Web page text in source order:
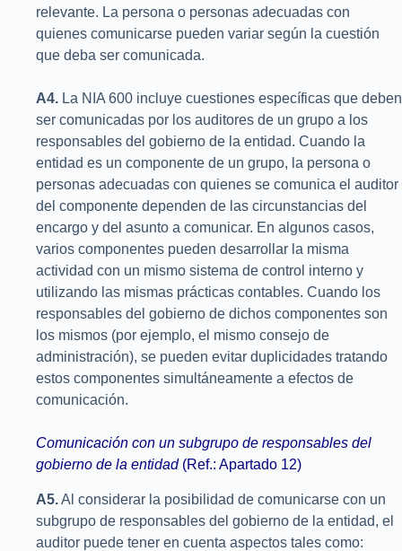
relevante. La persona o personas adecuadas con
quienes comunicarse pueden variar según la cuestión
que deba ser comunicada.
A4. La NIA 600 incluye cuestiones específicas que deben
ser comunicadas por los auditores de un grupo a los
responsables del gobierno de la entidad. Cuando la
entidad es un componente de un grupo, la persona o
personas adecuadas con quienes se comunica el auditor
del componente dependen de las circunstancias del
encargo y del asunto a comunicar. En algunos casos,
varios componentes pueden desarrollar la misma
actividad con un mismo sistema de control interno y
utilizando las mismas prácticas contables. Cuando los
responsables del gobierno de dichos componentes son
los mismos (por ejemplo, el mismo consejo de
administración), se pueden evitar duplicidades tratando
estos componentes simultáneamente a efectos de
comunicación.
Comunicación con un subgrupo de responsables del
gobierno de la entidad (Ref.: Apartado 12)
A5.Al considerar la posibilidad de comunicarse con un
subgrupo de responsables del gobierno de la entidad, el
auditor puede tener en cuenta aspectos tales como: